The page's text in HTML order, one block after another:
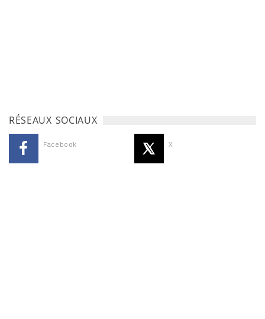
RÉSEAUX SOCIAUX
Facebook X